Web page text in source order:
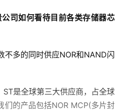
司如何看待目前各类存储器芯
多的同时供应NOR和NAND闪
是全球第三大供应商，占全球
们的产品包括NOR MCP(多片封